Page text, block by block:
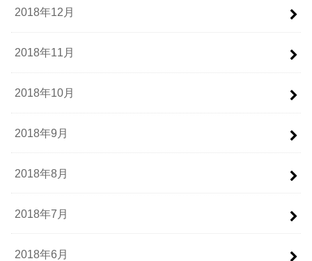
2018年12月
2018年11月
2018年10月
2018年9月
2018年8月
2018年7月
2018年6月